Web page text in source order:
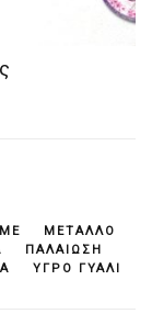
ΜΈΤΑΛΛΟ
ΠΑΛΑΊΩΣΗ
ΥΓΡΌ ΓΥΑΛΊ